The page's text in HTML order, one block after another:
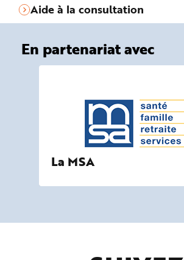
Aide à la consultation
En partenariat avec
La MSA